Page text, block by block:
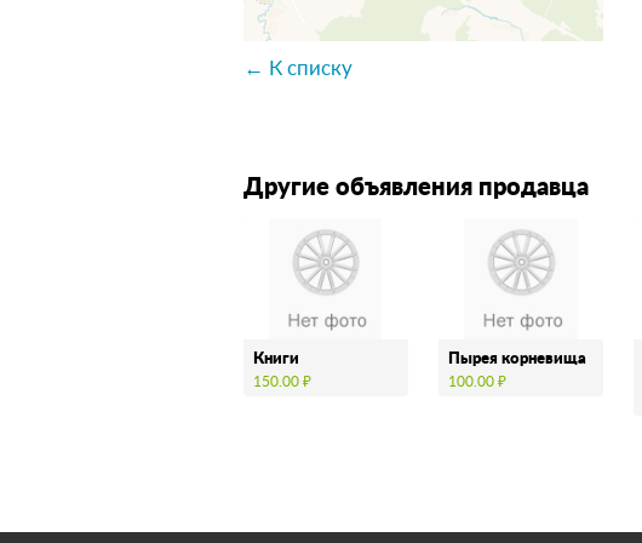
← К списку
Другие объявления продавца
Книги
150.00 ₽
Пырея корневища
100.00 ₽